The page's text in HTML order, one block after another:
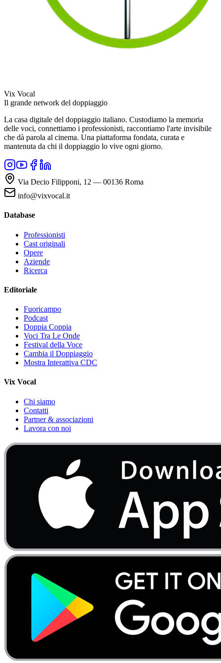
Vix Vocal
Il grande network del doppiaggio
La casa digitale del doppiaggio italiano. Custodiamo la memoria
delle voci, connettiamo i professionisti, raccontiamo l'arte invisibile
che dà parola al cinema. Una piattaforma fondata, curata e
mantenuta da chi il doppiaggio lo vive ogni giorno.
Via Decio Filipponi, 12 — 00136 Roma
info@vixvocal.it
Database
Professionisti
Cast originali
Opere
Aziende
Ricerca
Editoriale
Fuoricampo
Podcast
Doppia Coppia
Voci Tra Le Onde
Festival della Voce
Cambia il Doppiaggio
Mostra Interattiva CDC
Vix Vocal
Chi siamo
Contatti
Partner & associazioni
Lavora con noi